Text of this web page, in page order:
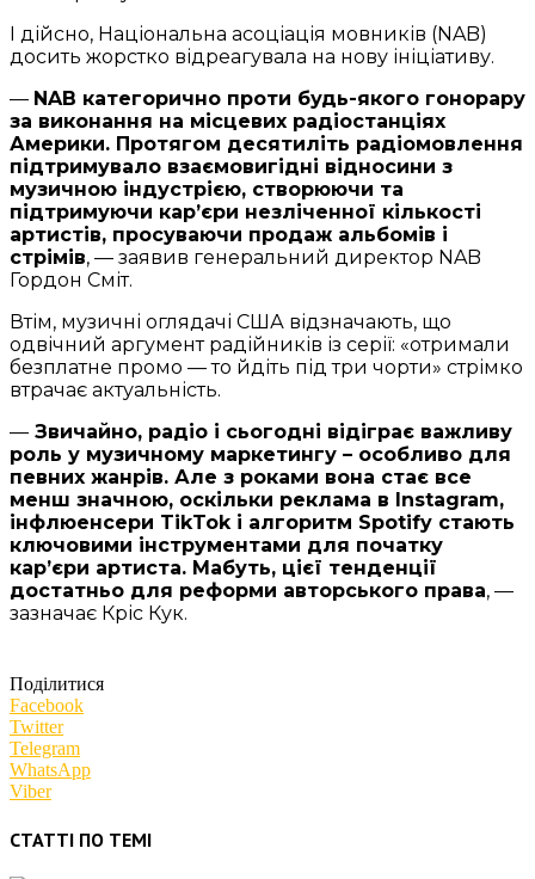
І дійсно, Національна асоціація мовників (NAB)
досить жорстко відреагувала на нову ініціативу.
— NAB категорично проти будь-якого гонорару
за виконання на місцевих радіостанціях
Америки. Протягом десятиліть радіомовлення
підтримувало взаємовигідні відносини з
музичною індустрією, створюючи та
підтримуючи кар’єри незліченної кількості
артистів, просуваючи продаж альбомів і
стрімів, — заявив генеральний директор NAB
Гордон Сміт.
Втім, музичні оглядачі США відзначають, що
одвічний аргумент радійників із серії: «отримали
безплатне промо — то йдіть під три чорти» стрімко
втрачає актуальність.
— Звичайно, радіо і сьогодні відіграє важливу
роль у музичному маркетингу – особливо для
певних жанрів. Але з роками вона стає все
менш значною, оскільки реклама в Instagram,
інфлюенсери TikTok і алгоритм Spotify стають
ключовими інструментами для початку
кар’єри артиста. Мабуть, цієї тенденції
достатньо для реформи авторського права, —
зазначає Кріс Кук.
Поділитися
Facebook
Twitter
Telegram
WhatsApp
Viber
СТАТТІ ПО ТЕМІ